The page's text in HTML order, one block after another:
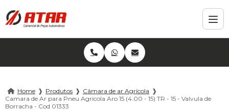
Home ❱ Produtos ❱ Câmara de ar Agrícola ❱
Camara de Ar para Pneu Agricola Aro 15 (4.00 - 15) TR - 15 - Valvula de
Borracha - Cod 01333